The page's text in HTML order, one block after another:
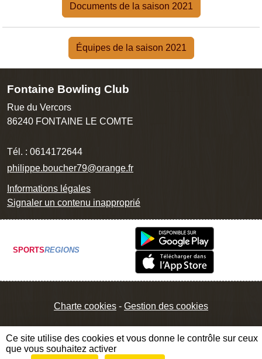
Documents de la saison 2021
Équipes de la saison 2021
Fontaine Bowling Club
Rue du Vercors
86240 FONTAINE LE COMTE
Tél. : 0614172644
philippe.boucher79@orange.fr
Informations légales
Signaler un contenu inapproprié
SPORTSREGIONS
Charte cookies Gestion des cookies
Ce site utilise des cookies et vous donne le contrôle sur ceux
que vous souhaitez activer